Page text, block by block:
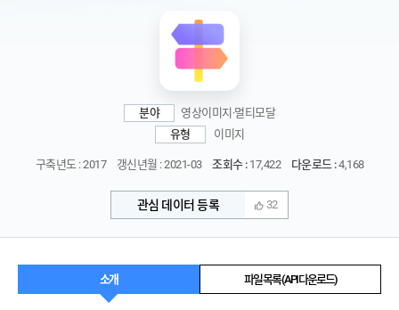
분야
영상이미지·멀티모달
유형
이미지
구축년도 : 2017 갱신년월 : 2021-03 조회수 :17,422 다운로드 :4,168
관심 데이터 등록 32
소개 파일 목록 (API 다운로드)